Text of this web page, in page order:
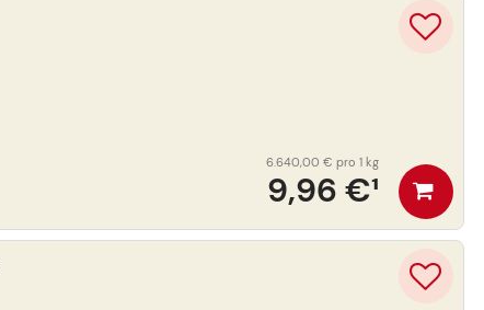
9,96 €¹
6.640,00 € pro 1 kg